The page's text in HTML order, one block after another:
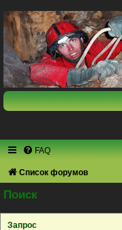
FAQ
Список форумов
Поиск
Запрос